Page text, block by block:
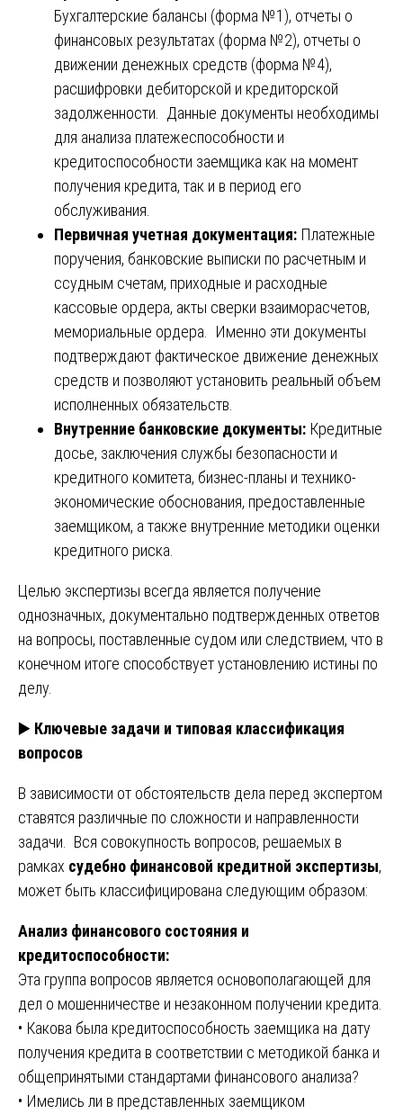
Бухгалтерские балансы (форма №1), отчеты о
финансовых результатах (форма №2), отчеты о
движении денежных средств (форма №4),
расшифровки дебиторской и кредиторской
задолженности. Данные документы необходимы
для анализа платежеспособности и
кредитоспособности заемщика как на момент
получения кредита, так и в период его
обслуживания.
Первичная учетная документация: Платежные
поручения, банковские выписки по расчетным и
ссудным счетам, приходные и расходные
кассовые ордера, акты сверки взаиморасчетов,
мемориальные ордера. Именно эти документы
подтверждают фактическое движение денежных
средств и позволяют установить реальный объем
исполненных обязательств.
Внутренние банковские документы: Кредитные
досье, заключения службы безопасности и
кредитного комитета, бизнес-планы и технико-
экономические обоснования, предоставленные
заемщиком, а также внутренние методики оценки
кредитного риска.
Целью экспертизы всегда является получение
однозначных, документально подтвержденных ответов
на вопросы, поставленные судом или следствием, что в
конечном итоге способствует установлению истины по
делу.
▶️ Ключевые задачи и типовая классификация
вопросов
В зависимости от обстоятельств дела перед экспертом
ставятся различные по сложности и направленности
задачи. Вся совокупность вопросов, решаемых в
рамках судебно финансовой кредитной экспертизы,
может быть классифицирована следующим образом:
Анализ финансового состояния и
кредитоспособности:
Эта группа вопросов является основополагающей для
дел о мошенничестве и незаконном получении кредита.
• Какова была кредитоспособность заемщика на дату
получения кредита в соответствии с методикой банка и
общепринятыми стандартами финансового анализа?
• Имелись ли в представленных заемщиком